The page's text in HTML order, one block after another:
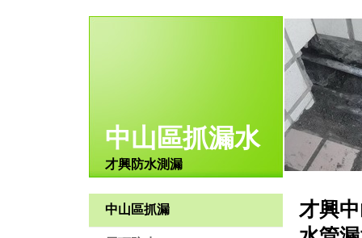
中山區抓漏水
才興防水測漏
中山區抓漏
才興